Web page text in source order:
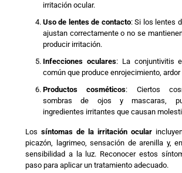
irritación ocular.
Uso de lentes de contacto: Si los lentes
ajustan correctamente o no se
producir irritación.
Infecciones oculares: La conjuntivitis
común que produce enrojecimiento,
Productos cosméticos: Ciertos
sombras de ojos y mascaras,
ingredientes irritantes que causan
Los síntomas de la irritación ocular
picazón, lagrimeo, sensación de arenilla y,
sensibilidad a la luz. Reconocer estos
paso para aplicar un tratamiento adecuado.